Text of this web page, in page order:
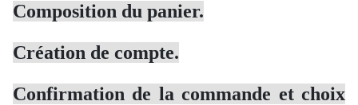
Composition du panier.
Création de compte.
Confirmation de la commande et choix